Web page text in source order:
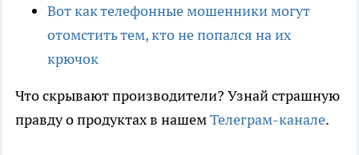
Вот как телефонные мошенники могут
отомстить тем, кто не попался на их
крючок
Что скрывают производители? Узнай страшную
правду о продуктах в нашемТелеграм-канале.